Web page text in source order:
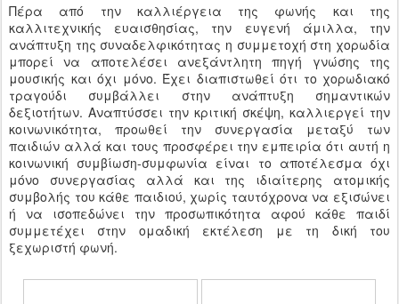
Πέρα από την καλλιέργεια της φωνής και της
καλλιτεχνικής ευαισθησίας, την ευγενή άμιλλα, την
ανάπτυξη της συναδελφικότητας η συμμετοχή στη χορωδία
μπορεί να αποτελέσει ανεξάντλητη πηγή γνώσης της
μουσικής και όχι μόνο. Έχει διαπιστωθεί ότι το χορωδιακό
τραγούδι συμβάλλει στην ανάπτυξη σημαντικών
δεξιοτήτων. Αναπτύσσει την κριτική σκέψη, καλλιεργεί την
κοινωνικότητα, προωθεί την συνεργασία μεταξύ των
παιδιών αλλά και τους προσφέρει την εμπειρία ότι αυτή η
κοινωνική συμβίωση-συμφωνία είναι το αποτέλεσμα όχι
μόνο συνεργασίας αλλά και της ιδιαίτερης ατομικής
συμβολής του κάθε παιδιού, χωρίς ταυτόχρονα να εξισώνει
ή να ισοπεδώνει την προσωπικότητα αφού κάθε παιδί
συμμετέχει στην ομαδική εκτέλεση με τη δική του
ξεχωριστή φωνή.